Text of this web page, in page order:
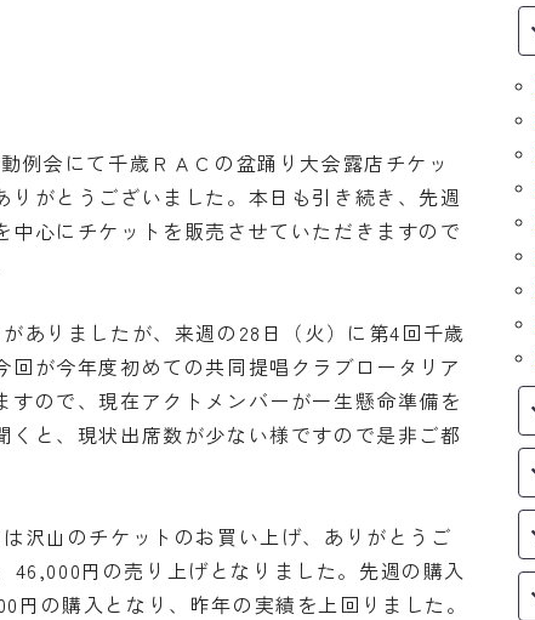
例会にて千歳ＲＡＣの盆踊り大会露店チケッ
りがとうございました。本日も引き続き、先週
中心にチケットを販売させていただきますので
ありましたが、来週の28日（火）に第4回千歳
回が今年度初めての共同提唱クラブロータリア
すので、現在アクトメンバーが一生懸命準備を
くと、現状出席数が少ない様ですので是非ご都
沢山のチケットのお買い上げ、ありがとうご
46,000円の売り上げとなりました。先週の購入
円の購入となり、昨年の実績を上回りました。